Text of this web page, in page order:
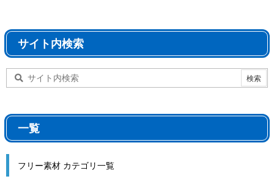
サイト内検索
一覧
フリー素材 カテゴリ一覧